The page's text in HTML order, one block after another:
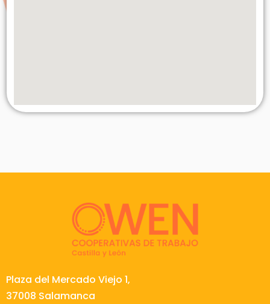
Plaza del Mercado Viejo 1,
37008 Salamanca